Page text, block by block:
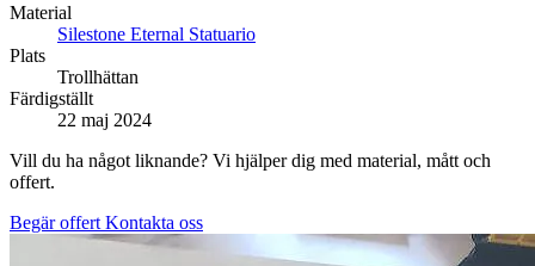
Material
Silestone Eternal Statuario
Plats
Trollhättan
Färdigställt
22 maj 2024
Vill du ha något liknande? Vi hjälper dig med material, mått och
offert.
Begär offert Kontakta oss